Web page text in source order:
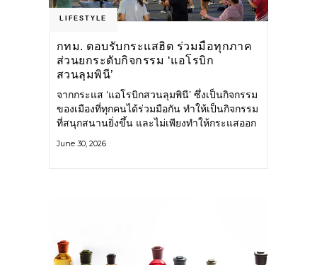
LIFESTYLE
กทม. ตอบรับกระแสฮิต ร่วมมือทุกภาค
ส่วนยกระดับกิจกรรม ‘แอโรบิก
สวนลุมพินี’
จากกระแส ‘แอโรบิกสวนลุมพินี’ ซึ่งเป็นกิจกรรม
ของเมืองที่ทุกคนได้ร่วมมือกัน ทำให้เป็นกิจกรรม
ที่สนุกสนานยิ่งขึ้น และไม่เพียงทำให้กระแสออก
กระจายไปยังหลายพื้นที่ของประเทศที่อยากออก
June 30, 2026